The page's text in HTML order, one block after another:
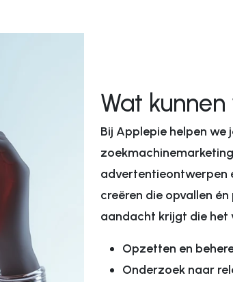
Wat
Bij Applepie helpen
advertentieontwerpen
creëren die opvallen
aandacht krijgt die het
Opzetten en
Onderzoek naar